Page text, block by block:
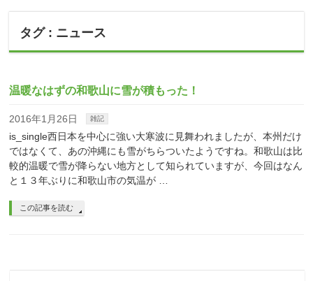
タグ : ニュース
温暖なはずの和歌山に雪が積もった！
2016年1月26日 雑記
is_single西日本を中心に強い大寒波に見舞われましたが、本州だけ
ではなくて、あの沖縄にも雪がちらついたようですね。和歌山は比
較的温暖で雪が降らない地方として知られていますが、今回はなん
と１３年ぶりに和歌山市の気温が …
この記事を読む